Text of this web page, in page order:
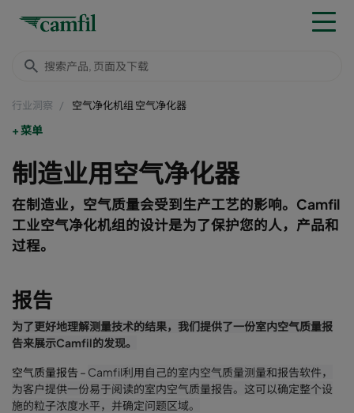
行业洞察 空气净化机组 空气净化器
菜单
制造业用空气净化器
在制造业，空气质量会受到生产工艺的影响。Camfil
工业空气净化机组的设计是为了保护您的人，产品和
过程。
报告
为了更好地理解测量技术的结果，我们提供了一份室内空气质量报
告来展示Camfil的发现。
空气质量报告 – Camfil利用自己的室内空气质量测量和报告软件，
为客户提供一份易于阅读的室内空气质量报告。 这可以确定整个设
施的粒子浓度水平，并确定问题区域。